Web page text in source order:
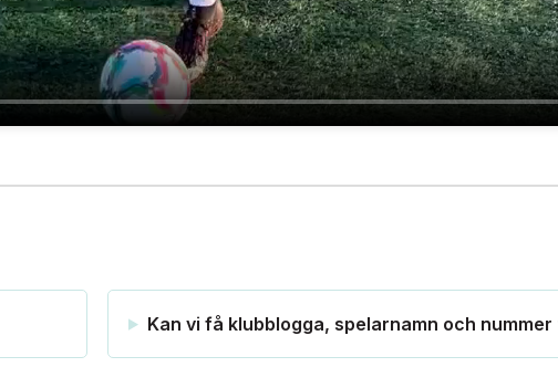
Kan vi få klubblogga, spelarnamn och